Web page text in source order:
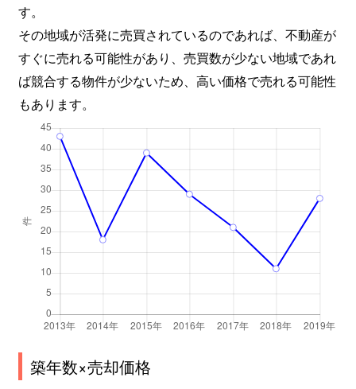
す。
その地域が活発に売買されているのであれば、不動産が
すぐに売れる可能性があり、売買数が少ない地域であれ
ば競合する物件が少ないため、高い価格で売れる可能性
もあります。
築年数×売却価格